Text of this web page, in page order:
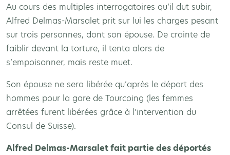
Au cours des multiples interrogatoires qu’il dut subir,
Alfred Delmas-Marsalet prit sur lui les charges pesant
sur trois personnes, dont son épouse. De crainte de
faiblir devant la torture, il tenta alors de
s’empoisonner, mais reste muet.
Son épouse ne sera libérée qu’après le départ des
hommes pour la gare de Tourcoing (les femmes
arrêtées furent libérées grâce à l’intervention du
Consul de Suisse).
Alfred Delmas-Marsalet fait partie des déportés